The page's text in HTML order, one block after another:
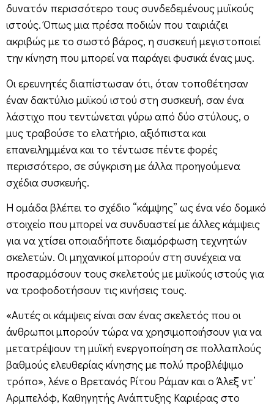
δυνατόν περισσότερο τους συνδεδεμένους μυϊκούς
ιστούς. Όπως μια πρέσα ποδιών που ταιριάζει
ακριβώς με το σωστό βάρος, η συσκευή μεγιστοποιεί
την κίνηση που μπορεί να παράγει φυσικά ένας μυς.
Οι ερευνητές διαπίστωσαν ότι, όταν τοποθέτησαν
έναν δακτύλιο μυϊκού ιστού στη συσκευή, σαν ένα
λάστιχο που τεντώνεται γύρω από δύο στύλους, ο
μυς τραβούσε το ελατήριο, αξιόπιστα και
επανειλημμένα και το τέντωσε πέντε φορές
περισσότερο, σε σύγκριση με άλλα προηγούμενα
σχέδια συσκευής.
Η ομάδα βλέπει το σχέδιο “κάμψης” ως ένα νέο δομικό
στοιχείο που μπορεί να συνδυαστεί με άλλες κάμψεις
για να χτίσει οποιαδήποτε διαμόρφωση τεχνητών
σκελετών. Οι μηχανικοί μπορούν στη συνέχεια να
προσαρμόσουν τους σκελετούς με μυϊκούς ιστούς για
να τροφοδοτήσουν τις κινήσεις τους.
«Αυτές οι κάμψεις είναι σαν ένας σκελετός που οι
άνθρωποι μπορούν τώρα να χρησιμοποιήσουν για να
μετατρέψουν τη μυϊκή ενεργοποίηση σε πολλαπλούς
βαθμούς ελευθερίας κίνησης με πολύ προβλέψιμο
τρόπο», λένε ο Βρετανός Ρίτου Ράμαν και ο Άλεξ ντ’
Αρμπελόφ, Καθηγητής Ανάπτυξης Καριέρας στο